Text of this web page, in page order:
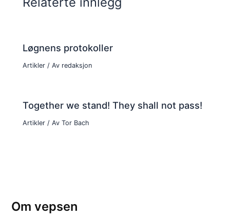
Løgnens protokoller
Artikler / Av redaksjon
Together we stand! They shall not pass!
Artikler / Av Tor Bach
Om vepsen